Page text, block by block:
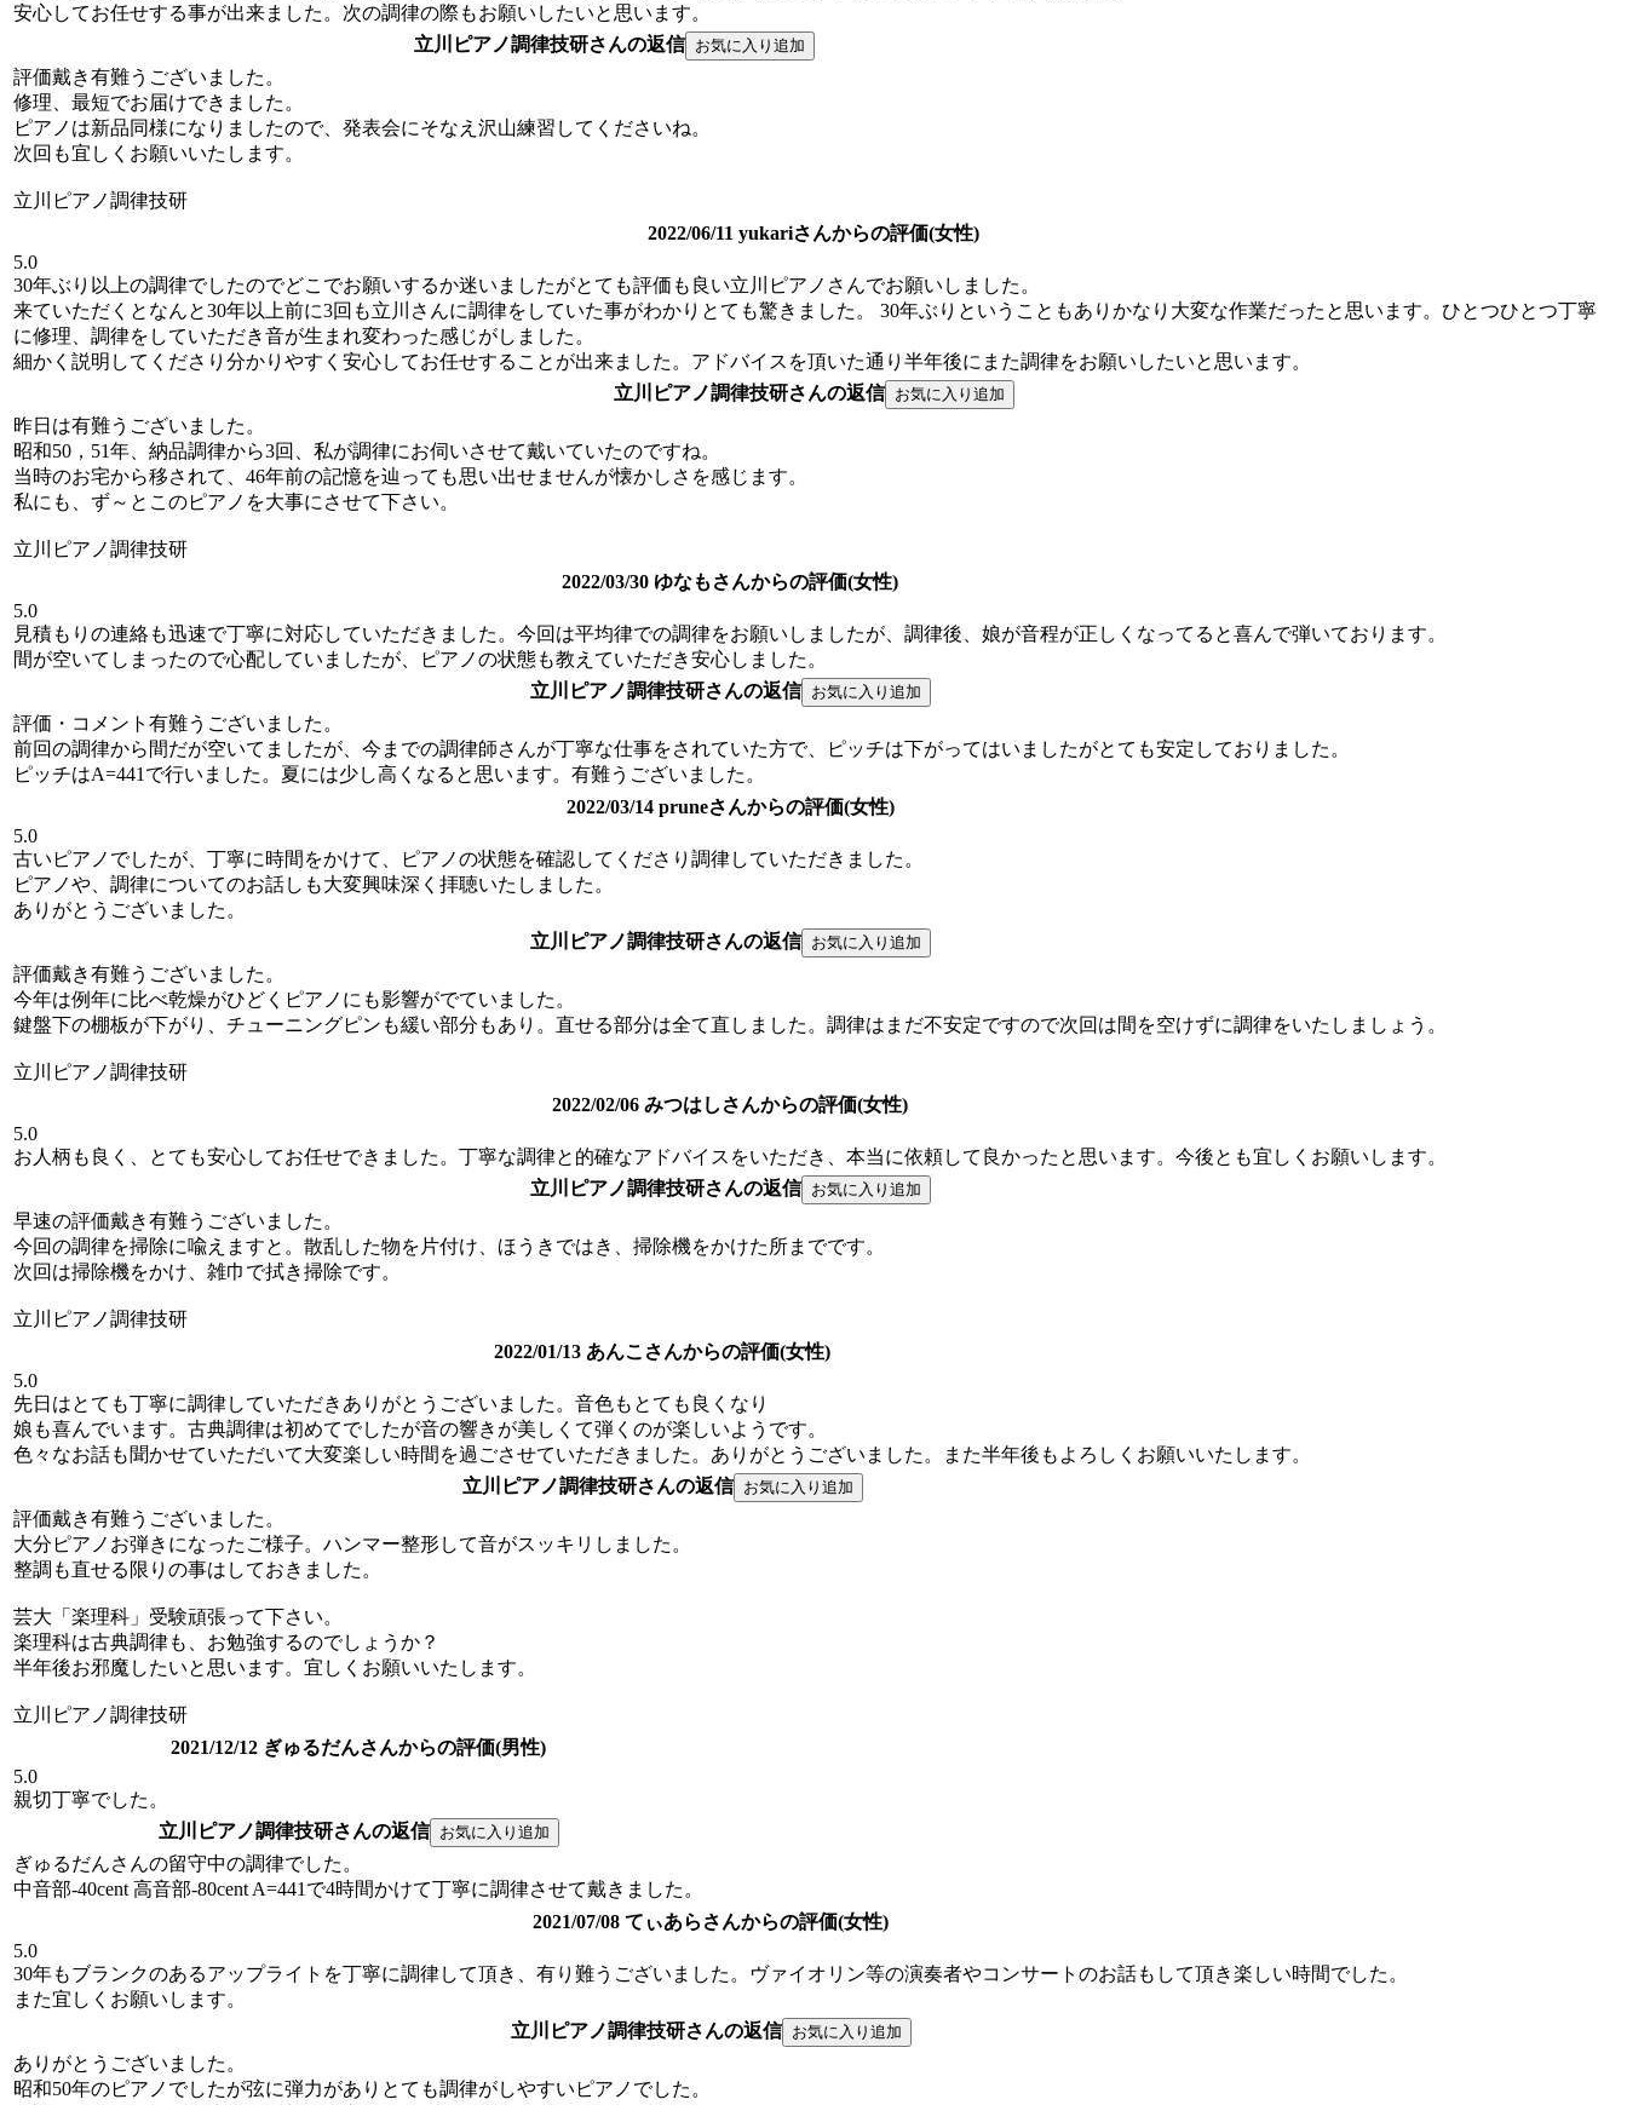
安心してお任せする事が出来ました。次の調律の際もお願いしたいと思います。
立川ピアノ調律技研さんの返信
評価戴き有難うございました。
修理、最短でお届けできました。
ピアノは新品同様になりましたので、発表会にそなえ沢山練習してくださいね。
次回も宜しくお願いいたします。
立川ピアノ調律技研
2022/06/11 yukariさんからの評価(女性)
5.0
30年ぶり以上の調律でしたのでどこでお願いするか迷いましたがとても評価も良い立川ピアノさんでお願いしました。
来ていただくとなんと30年以上前に3回も立川さんに調律をしていた事がわかりとても驚きました。 30年ぶりということもありかなり大変な作業だったと思います。ひとつひとつ丁寧
に修理、調律をしていただき音が生まれ変わった感じがしました。
細かく説明してくださり分かりやすく安心してお任せすることが出来ました。アドバイスを頂いた通り半年後にまた調律をお願いしたいと思います。
立川ピアノ調律技研さんの返信
昨日は有難うございました。
昭和50，51年、納品調律から3回、私が調律にお伺いさせて戴いていたのですね。
当時のお宅から移されて、46年前の記憶を辿っても思い出せませんが懐かしさを感じます。
私にも、ず～とこのピアノを大事にさせて下さい。
立川ピアノ調律技研
2022/03/30 ゆなもさんからの評価(女性)
5.0
見積もりの連絡も迅速で丁寧に対応していただきました。今回は平均律での調律をお願いしましたが、調律後、娘が音程が正しくなってると喜んで弾いております。
間が空いてしまったので心配していましたが、ピアノの状態も教えていただき安心しました。
立川ピアノ調律技研さんの返信
評価・コメント有難うございました。
前回の調律から間だが空いてましたが、今までの調律師さんが丁寧な仕事をされていた方で、ピッチは下がってはいましたがとても安定しておりました。
ピッチはA=441で行いました。夏には少し高くなると思います。有難うございました。
2022/03/14 pruneさんからの評価(女性)
5.0
古いピアノでしたが、丁寧に時間をかけて、ピアノの状態を確認してくださり調律していただきました。
ピアノや、調律についてのお話しも大変興味深く拝聴いたしました。
ありがとうございました。
立川ピアノ調律技研さんの返信
評価戴き有難うございました。
今年は例年に比べ乾燥がひどくピアノにも影響がでていました。
鍵盤下の棚板が下がり、チューニングピンも緩い部分もあり。直せる部分は全て直しました。調律はまだ不安定ですので次回は間を空けずに調律をいたしましょう。
立川ピアノ調律技研
2022/02/06 みつはしさんからの評価(女性)
5.0
お人柄も良く、とても安心してお任せできました。丁寧な調律と的確なアドバイスをいただき、本当に依頼して良かったと思います。今後とも宜しくお願いします。
立川ピアノ調律技研さんの返信
早速の評価戴き有難うございました。
今回の調律を掃除に喩えますと。散乱した物を片付け、ほうきではき、掃除機をかけた所までです。
次回は掃除機をかけ、雑巾で拭き掃除です。
立川ピアノ調律技研
2022/01/13 あんこさんからの評価(女性)
5.0
先日はとても丁寧に調律していただきありがとうございました。音色もとても良くなり
娘も喜んでいます。古典調律は初めてでしたが音の響きが美しくて弾くのが楽しいようです。
色々なお話も聞かせていただいて大変楽しい時間を過ごさせていただきました。ありがとうございました。また半年後もよろしくお願いいたします。
立川ピアノ調律技研さんの返信
評価戴き有難うございました。
大分ピアノお弾きになったご様子。ハンマー整形して音がスッキリしました。
整調も直せる限りの事はしておきました。
芸大「楽理科」受験頑張って下さい。
楽理科は古典調律も、お勉強するのでしょうか？
半年後お邪魔したいと思います。宜しくお願いいたします。
立川ピアノ調律技研
2021/12/12 ぎゅるだんさんからの評価(男性)
5.0
親切丁寧でした。
立川ピアノ調律技研さんの返信
ぎゅるだんさんの留守中の調律でした。
中音部-40cent 高音部-80cent A=441で4時間かけて丁寧に調律させて戴きました。
2021/07/08 てぃあらさんからの評価(女性)
5.0
30年もブランクのあるアップライトを丁寧に調律して頂き、有り難うございました。ヴァイオリン等の演奏者やコンサートのお話もして頂き楽しい時間でした。
また宜しくお願いします。
立川ピアノ調律技研さんの返信
ありがとうございました。
昭和50年のピアノでしたが弦に弾力がありとても調律がしやすいピアノでした。